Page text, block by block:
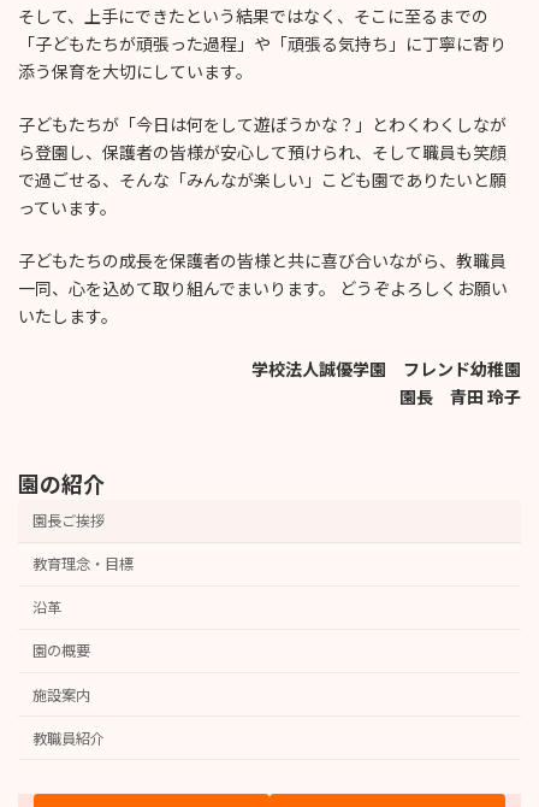
そして、上手にできたという結果ではなく、そこに至るまでの
「子どもたちが頑張った過程」や「頑張る気持ち」に丁寧に寄り
添う保育を大切にしています。
子どもたちが「今日は何をして遊ぼうかな？」とわくわくしなが
ら登園し、保護者の皆様が安心して預けられ、そして職員も笑顔
で過ごせる、そんな「みんなが楽しい」こども園でありたいと願
っています。
子どもたちの成長を保護者の皆様と共に喜び合いながら、教職員
一同、心を込めて取り組んでまいります。 どうぞよろしくお願い
いたします。
学校法人誠優学園 フレンド幼稚園
園長 青田 玲子
園の紹介
園長ご挨拶
教育理念・目標
沿革
園の概要
施設案内
教職員紹介